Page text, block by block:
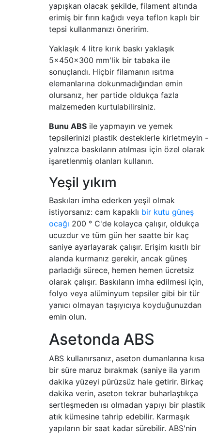
yapışkan olacak şekilde, filament altında
erimiş bir fırın kağıdı veya teflon kaplı bir
tepsi kullanmanızı öneririm.
Yaklaşık 4 litre kırık baskı yaklaşık
5x450x300 mm'lik bir tabaka ile
sonuçlandı. Hiçbir filamanın ısıtma
elemanlarına dokunmadığından emin
olursanız, her partide oldukça fazla
malzemeden kurtulabilirsiniz.
Bunu ABS ile yapmayın ve yemek
tepsilerinizi plastik desteklerle kirletmeyin -
yalnızca baskıların atılması için özel olarak
işaretlenmiş olanları kullanın.
Yeşil yıkım
Baskıları imha ederken yeşil olmak
istiyorsanız: cam kapaklı bir kutu güneş
ocağı 200 ° C'de kolayca çalışır, oldukça
ucuzdur ve tüm gün her saatte bir kaç
saniye ayarlayarak çalışır. Erişim kısıtlı bir
alanda kurmanız gerekir, ancak güneş
parladığı sürece, hemen hemen ücretsiz
olarak çalışır. Baskıların imha edilmesi için,
folyo veya alüminyum tepsiler gibi bir tür
yanıcı olmayan taşıyıcıya koyduğunuzdan
emin olun.
Asetonda ABS
ABS kullanırsanız, aseton dumanlarına kısa
bir süre maruz bırakmak (saniye ila yarım
dakika yüzeyi pürüzsüz hale getirir. Birkaç
dakika verin, aseton tekrar buharlaştıkça
sertleşmeden ısı olmadan yapıyı bir plastik
atık kümesine tahrip edebilir. Karmaşık
yapıların bir saat kadar sürebilir. ABS'nin